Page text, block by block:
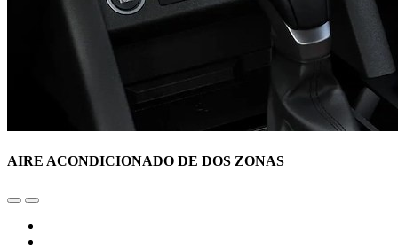
AIRE ACONDICIONADO DE DOS ZONAS